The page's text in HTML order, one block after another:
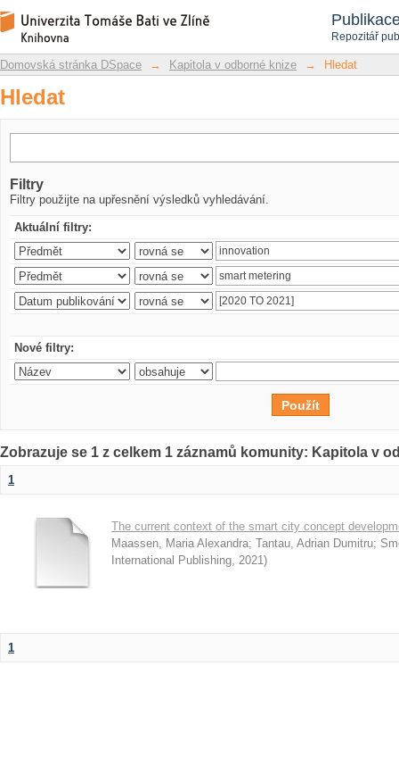
Repozitář
Hledat
Repozitář DSpace/Manakin
Domovská stránka DSpace → Kapitola v odborné knize → Hledat
Hledat
Filtry
Filtry použijte na upřesnění výsledků vyhledávání.
Aktuální filtry:
Nové filtry:
Zobrazuje se 1 z celkem 1 záznamů komunity: Kapitola v
1
The current context of the smart city concept
Maassen, Maria Alexandra; Tantau, Adrian Dumitru;
International Publishing, 2021)
1